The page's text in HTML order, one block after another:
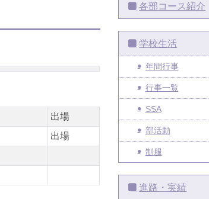
出場
出場
各部コース紹介
学校生活
年間行事
行事一覧
SSA
部活動
制服
進路・実績